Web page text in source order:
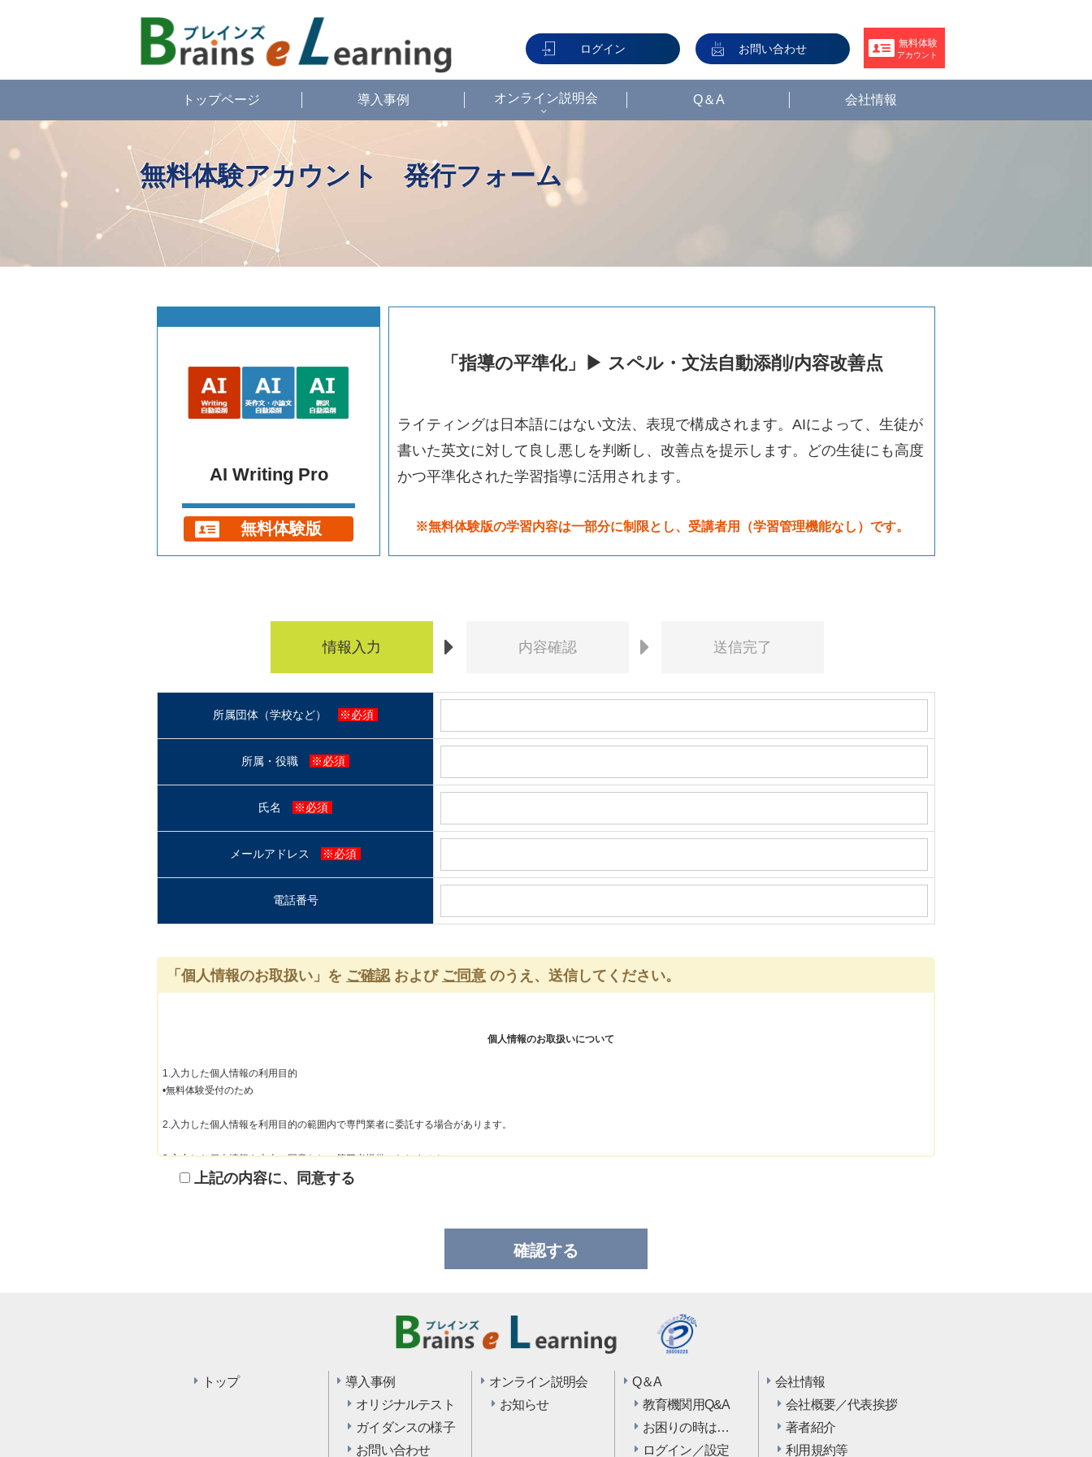
ログイン お問い合わせ 無料体験
アカウント
トップページ 導入事例 オンライン説明会 Q＆A 会社情報
AI Writing Pro
無料体験版
「指導の平準化」▶ スペル・文法自動添削/内容改善点
ライティングは日本語にはない文法、表現で構成されます。AIによって、生徒が
書いた英文に対して良し悪しを判断し、改善点を提示します。どの生徒にも高度
かつ平準化された学習指導に活用されます。
※無料体験版の学習内容は一部分に制限とし、受講者用（学習管理機能なし）です。
情報 入力 内容確認 送信完了
所属団体（学校など） ※必須
所属・役職 ※必須
氏名 ※必須
メールアドレス ※必須
電話番号
「個人情報のお取扱い」を ご確認および ご同意 のうえ、送信してください。
1.入力した個人情報の利用目的
•無料体験受付のため
2.入力した個人情報を利用目的の範囲内で専門業者に委託する場合があります。
3.入力した個人情報を本人の同意なしに第三者提供いたしません。
（法令に基づく開示依頼を除く）
上記の内容に、同意する
トップ
導入事例
オリジナルテスト
ガイダンスの様子
お問い合わせ
オンライン説明会
お知らせ
Q＆A
教育機関用Q&A
お困りの時は…
ログイン／設定
会社情報
会社概要／代表挨拶
著者紹介
利用規約等